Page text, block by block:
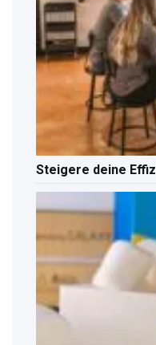
Steigere deine